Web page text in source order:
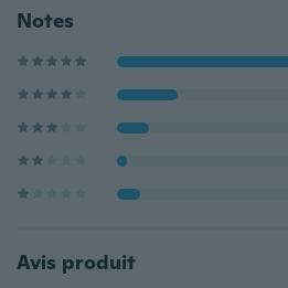
Notes
Avis produit